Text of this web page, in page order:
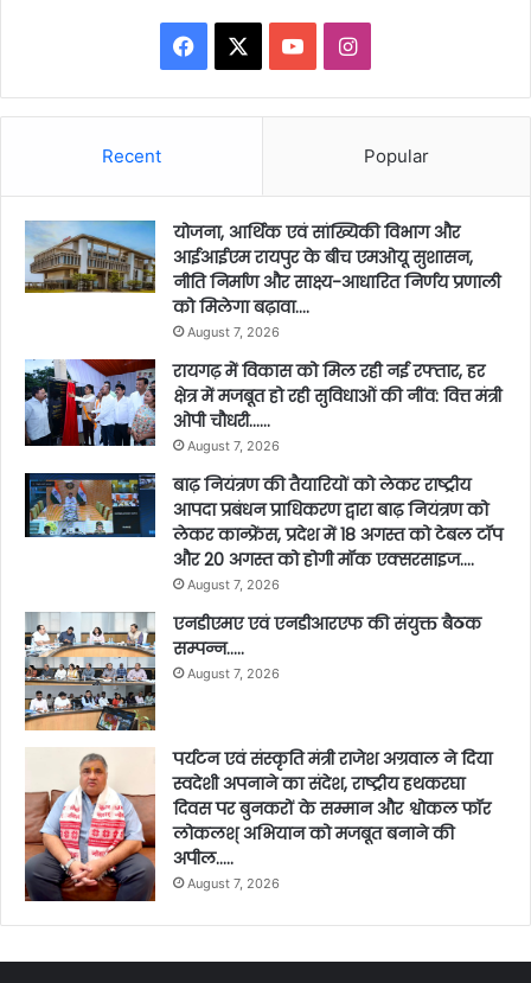
Facebook YouTubeInstagram
Recent Popular
योजना, आर्थिक एवं सांख्यिकी विभाग और
आईआईएम रायपुर के बीच एमओयू सुशासन,
नीति निर्माण और साक्ष्य-आधारित निर्णय प्रणाली
को मिलेगा बढ़ावा….
August 7, 2026
रायगढ़ में विकास को मिल रही नई रफ्तार, हर
क्षेत्र में मजबूत हो रही सुविधाओं की नींव: वित्त मंत्री
ओपी चौधरी……
August 7, 2026
बाढ़ नियंत्रण की तैयारियों को लेकर राष्ट्रीय
आपदा प्रबंधन प्राधिकरण द्वारा बाढ़ नियंत्रण को
लेकर कान्फ्रेंस, प्रदेश में 18 अगस्त को टेबल टॉप
और 20 अगस्त को होगी मॉक एक्सरसाइज….
August 7, 2026
एनडीएमए एवं एनडीआरएफ की संयुक्त बैठक
सम्पन्न…..
August 7, 2026
पर्यटन एवं संस्कृति मंत्री राजेश अग्रवाल ने दिया
स्वदेशी अपनाने का संदेश, राष्ट्रीय हथकरघा
दिवस पर बुनकरों के सम्मान और श्वोकल फॉर
लोकलश् अभियान को मजबूत बनाने की
अपील…..
August 7, 2026